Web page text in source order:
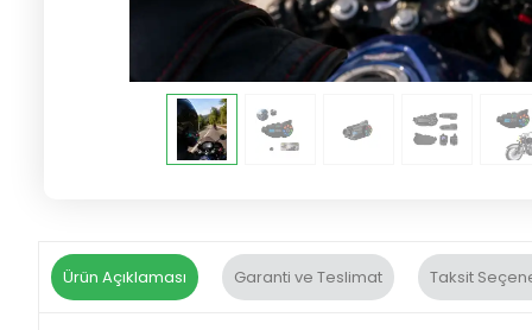
Ürün Açıklaması Garanti ve Teslimat Taksit